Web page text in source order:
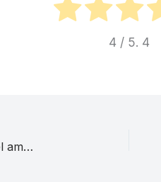
4 / 5. 4
«La balada del café triste» (1991), la maldad detrás del amor